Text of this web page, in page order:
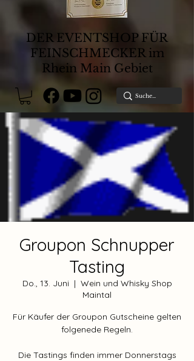
DER EVENTSHOP FÜR
FEINSCHMECKER im
Rhein Main Gebiet
Groupon Schnupper
Tasting
Do., 13. Juni
  |
Wein und Whisky Shop
Maintal
Für Käufer der Groupon Gutscheine gelten
folgenede Regeln.
Die Tastings finden immer Donnerstags